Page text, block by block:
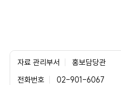
자료 관리부서
홍보담당관
전화번호
02-901-6067